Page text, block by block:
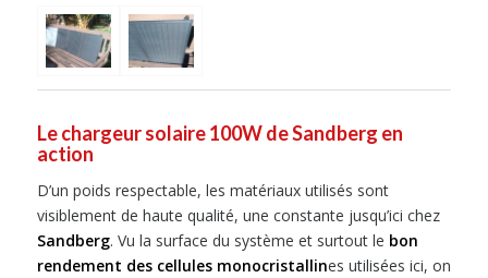
Le chargeur solaire 100W de Sandberg en
action
D’un poids respectable, les matériaux utilisés sont
visiblement de haute qualité, une constante jusqu’ici chez
Sandberg. Vu la surface du système et surtout le bon
rendement des cellules monocristallines utilisées ici, on